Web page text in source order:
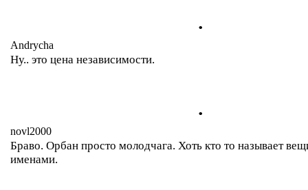
.
Andrycha
Ну.. это цена независимости.
.
novl2000
Браво. Орбан просто молодчага. Хоть кто то называет
именами.